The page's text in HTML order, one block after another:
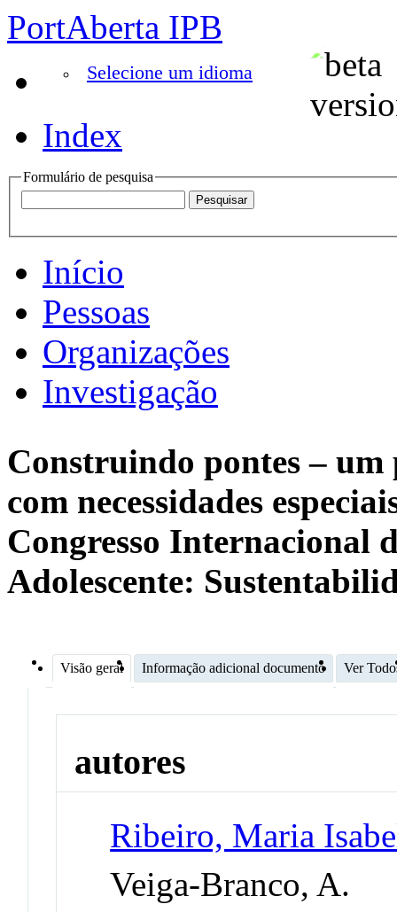
PortAberta IPB
Selecione um idioma
Index
Formulário de pesquisa
Início
Pessoas
Organizações
Investigação
Construindo pontes – um
com necessidades
Congresso Internacional
Adolescente:
Visão geral Informação adicional documento Ver
autores
Ribeiro, Maria
Veiga-Branco, A.